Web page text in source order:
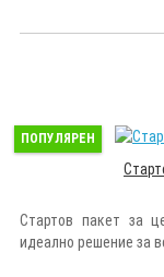
ПОПУЛЯРЕН
Стартов пакет за
идеално решение за